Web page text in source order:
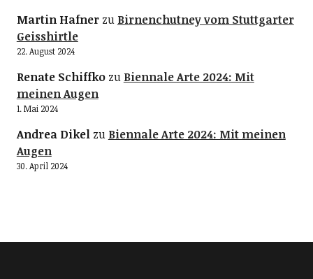
Martin Hafnerzu Birnenchutney vom Stuttgarter
Geisshirtle
22. August 2024
Renate Schiffkozu Biennale Arte 2024: Mit
meinen Augen
1. Mai 2024
Andrea Dikelzu Biennale Arte 2024: Mit meinen
Augen
30. April 2024